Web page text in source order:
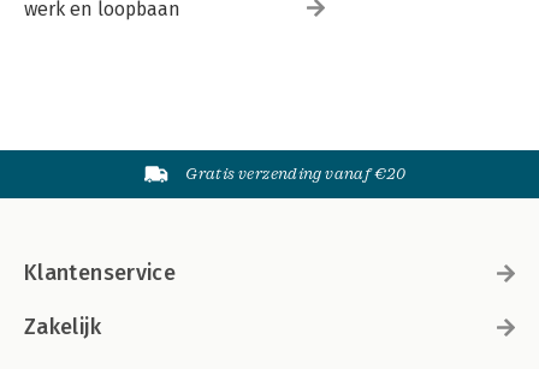
werk en loopbaan
Gratis verzending vanaf €20
Klantenservice
Zakelijk